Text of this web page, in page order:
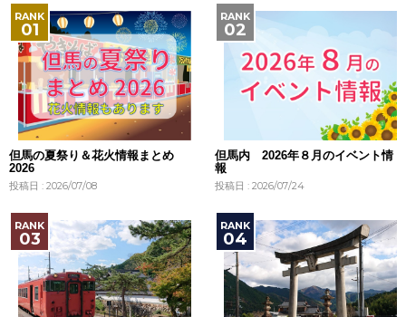
但馬の夏祭り＆花火情報まとめ
2026
投稿日 : 2026/07/08
但馬内 2026年８月のイベント情
報
投稿日 : 2026/07/24